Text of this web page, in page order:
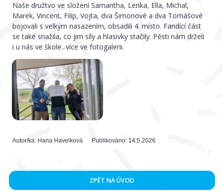
Naše družtvo ve složení Samantha, Lenka, Ella, Michal,
Marek, Vincent, Filip, Vojta, dva Šimonové a dva Tomášové
bojovali s velkým nasazením, obsadili 4. místo. Fandící část
se také snažila, co jim síly a hlasivky stačily. Pěsti nám drželi
i u nás ve škole...více ve fotogalerii.
Autor/ka: Hana Havelková Publikováno: 14.5.2026
ZPĚT NA ÚVOD